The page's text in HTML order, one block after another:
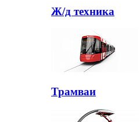
Ж/д техника
Трамваи